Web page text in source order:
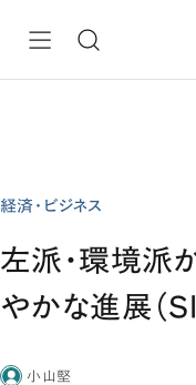
経済・ビジネス
左派・環境派
やかな進展（
小山堅